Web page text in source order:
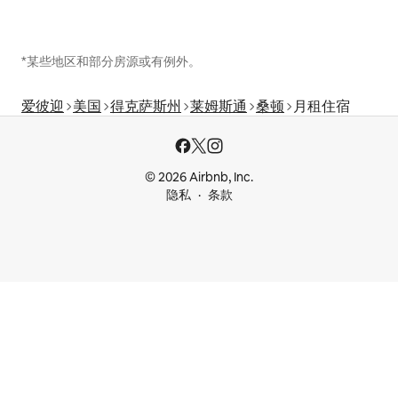
*某些地区和部分房源或有例外。
爱彼迎 美国 得克萨斯州 莱姆斯通 桑顿 月租住宿
© 2026 Airbnb, Inc.
隐私
条款